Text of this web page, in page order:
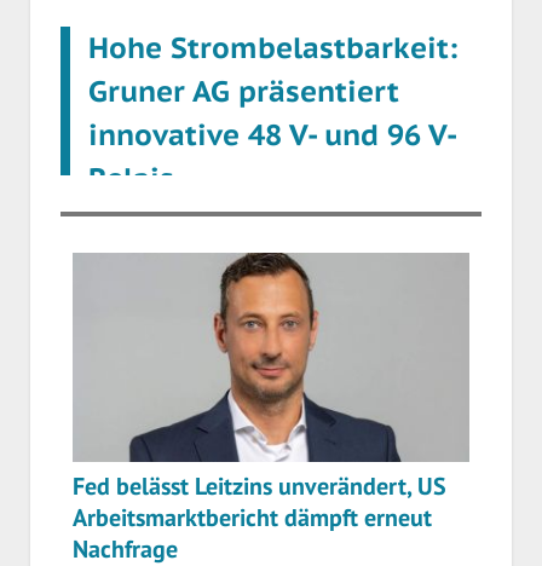
Hohe Strombelastbarkeit:
Gruner AG präsentiert
innovative 48 V- und 96 V-
Relais
Fed belässt Leitzins unverändert, US
Arbeitsmarktbericht dämpft erneut
Nachfrage